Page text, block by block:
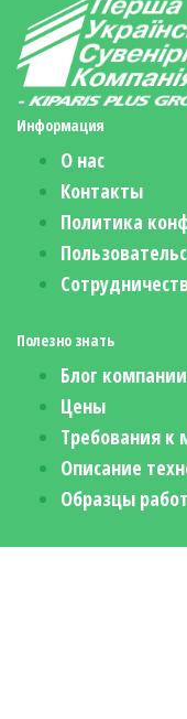
Информация
О нас
Контакты
Политика
Полезно знать
Блог компании
Цены
Требования к
Описание
Образцы работ